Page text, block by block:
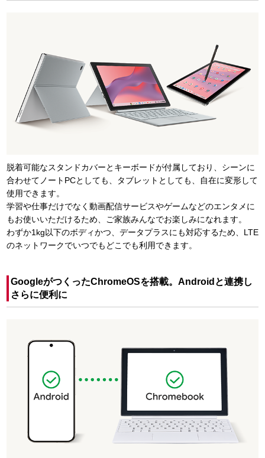
脱着可能なスタンドカバーとキーボードが付属しており、シーンに
合わせてノートPCとしても、タブレットとしても、自在に変形して
使用できます。
学習や仕事だけでなく動画配信サービスやゲームなどのエンタメに
もお使いいただけるため、ご家族みんなでお楽しみになれます。
わずか1kg以下のボディかつ、データプラスにも対応するため、LTE
のネットワークでいつでもどこでも利用できます。
GoogleがつくったChromeOSを搭載。Androidと連携し
さらに便利に